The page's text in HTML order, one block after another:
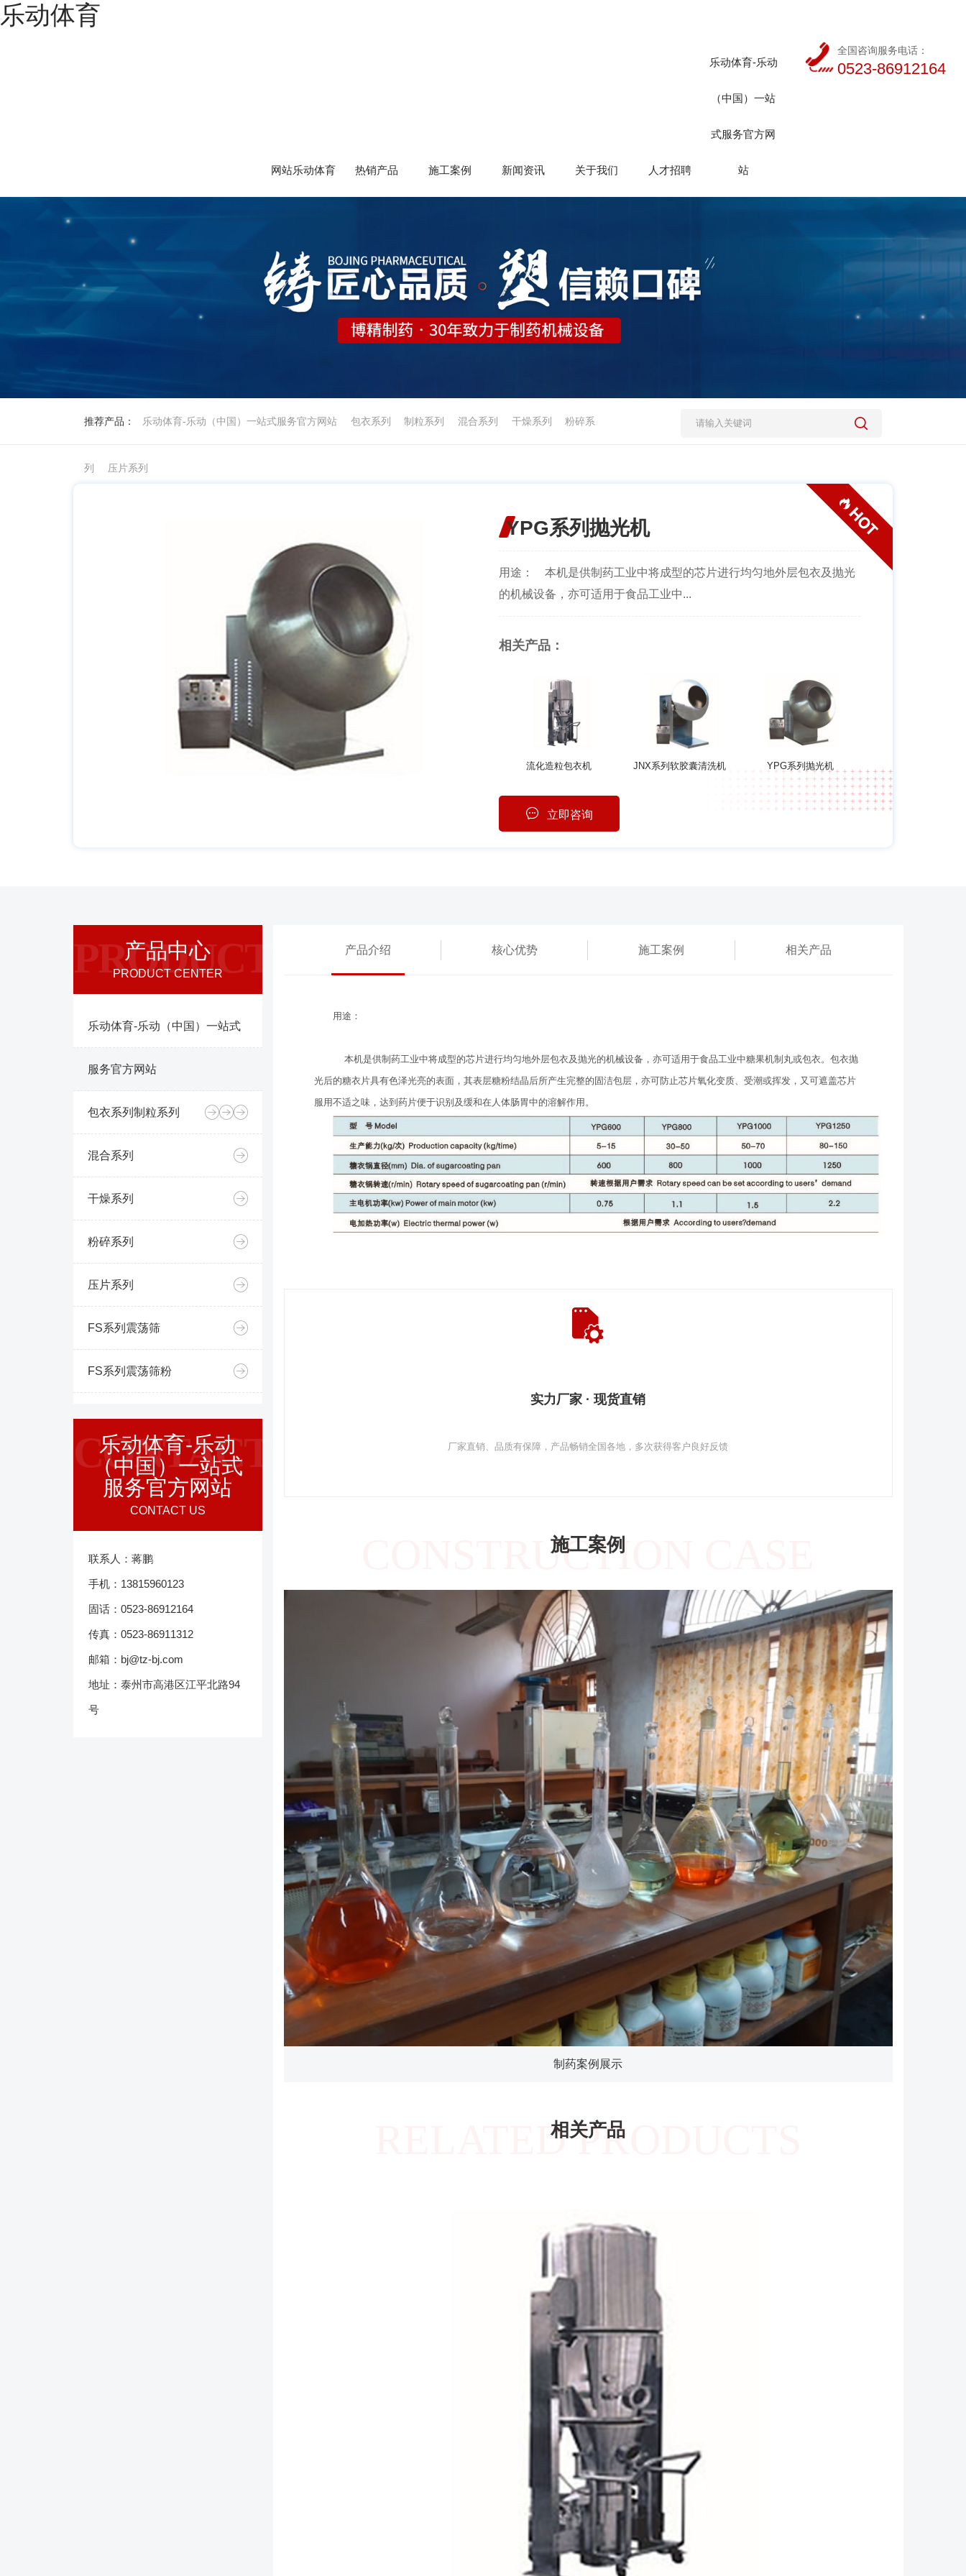
乐动体育
网站乐动体育 热销产品 施工案例 新闻资讯 关于我们 人才招聘
乐动体育-乐动
（中国）一站
式服务官方网
站
全国咨询服务电话：
0523-86912164
推荐产品： 乐动体育-乐动（中国）一站式服务官方网站 包衣系列 制粒系列 混合系列 干燥系列 粉碎系
列 压片系列
YPG系列抛光机
用途： 本机是供制药工业中将成型的芯片进行均匀地外层包衣及抛光
的机械设备，亦可适用于食品工业中...
相关产品：
流化造粒包衣机 JNX系列软胶囊清洗机 YPG系列抛光机
立即咨询
产品中心
PRODUCT CENTER
PRODUCT
乐动体育-乐动（中国）一站式
服务官方网站
包衣系列 制粒系列
混合系列
干燥系列
粉碎系列
压片系列
FS系列震荡筛
FS系列震荡筛粉
乐动体育-乐动
（中国）一站式
服务官方网站
CONTACT US
CONTACT
联系人：蒋鹏
手机：13815960123
固话：0523-86912164
传真：0523-86911312
邮箱：bj@tz-bj.com
地址：泰州市高港区江平北路94
号
产品介绍 核心优势 施工案例 相关产品
用途：
本机是供制药工业中将成型的芯片进行均匀地外层包衣及抛光的机械设备，亦可适用于食品工业中糖果机制丸或包衣。包衣抛
光后的糖衣片具有色泽光亮的表面，其表层糖粉结晶后所产生完整的固洁包层，亦可防止芯片氧化变质、受潮或挥发，又可遮盖芯片
服用不适之味，达到药片便于识别及缓和在人体肠胃中的溶解作用。
实力厂家 · 现货直销
厂家直销、品质有保障，产品畅销全国各地，多次获得客户良好反馈
施工案例
CONSTRUCTION CASE
制药案例展示
相关产品
RELATED PRODUCTS